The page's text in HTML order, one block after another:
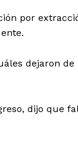
por
dejaron de
dijo que